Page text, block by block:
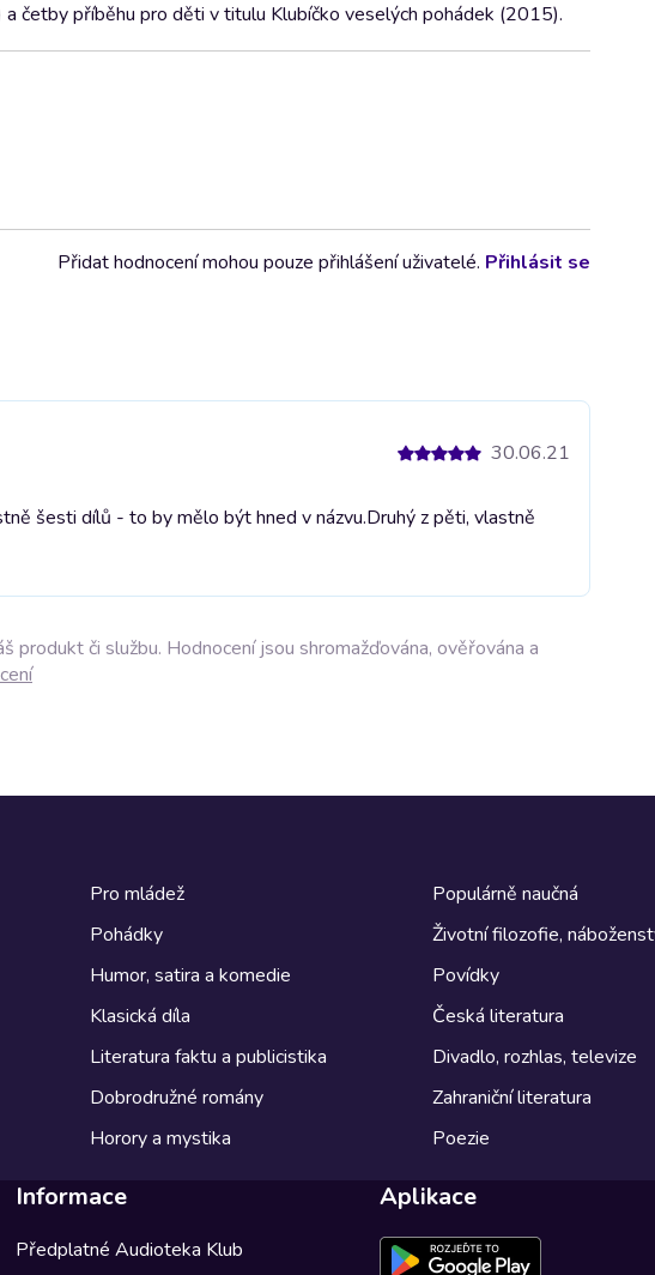
četby příběhu pro děti v titulu Klubíčko veselých pohádek (2015).
Přidat hodnocení mohou pouze přihlášení uživatelé. Přihlásit se
30.06.21
šesti dílů - to by mělo být hned v názvu.Druhý z pěti, vlastně
produkt či službu. Hodnocení jsou shromažďována, ověřována a
Pro mládež
Pohádky
Humor, satira a komedie
Klasická díla
Literatura faktu a publicistika
Dobrodružné romány
Horory a mystika
Populárně naučná
Životní filozofie,
Povídky
Česká literatura
Divadlo, rozhlas, televize
Zahraniční literatura
Poezie
Informace
Předplatné Audioteka Klub
Aplikace